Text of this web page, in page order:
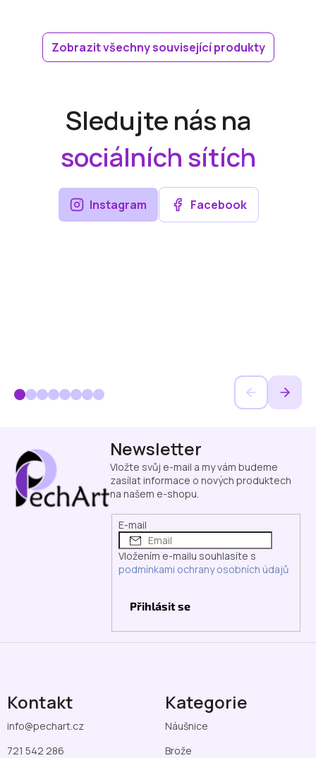
Zobrazit všechny související produkty
Sledujte nás na
sociálních sítích
Instagram Facebook
Newsletter
Vložte svůj e-mail a my vám budeme
zasílat informace o nových produktech
na našem e-shopu.
E-mail
Vložením e-mailu souhlasíte s
podmínkami ochrany osobních údajů
Přihlásit se
Kontakt
info@pechart.cz
721 542 286
Kategorie
Náušnice
Brože